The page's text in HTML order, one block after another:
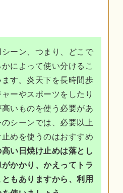
ーン、つまり、どこで
によって使い分けるこ
す。炎天下を長時間歩
ーやスポーツをしたり
いものを使う必要があ
シーンでは、必要以上
めを使うのはおすすめ
い日焼け止めは落とし
かかり、かえってトラ
もありますから、利用